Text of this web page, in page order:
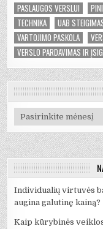
PASLAUGOS VERSLUI
TECHNIKA
UAB
VARTOJIMO PASKOLA
VERSLO PARDAVIMAS IR
Archyvas
Individualių virtuvės
augina galutinę kainą?
Kaip kūrybinės